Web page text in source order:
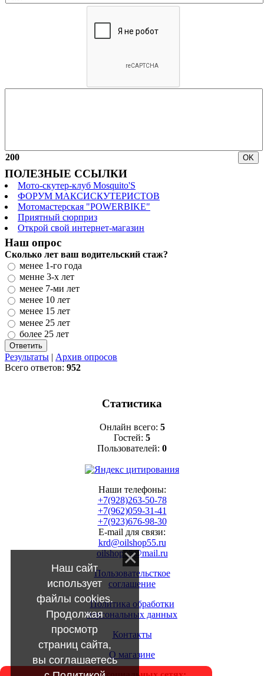
200
ПОЛЕЗНЫЕ ССЫЛКИ
Мото-скутер-клуб Mosquito'S
ФОРУМ МАКСИСКУТЕРИСТОВ
Мотомастерская "POWERBIKE"
Приятный сюрприз
Открой свой интернет-магазин
Наш опрос
Сколько лет ваш водительский стаж?
менее 1-го года
менне 3-х лет
менее 7-ми лет
менее 10 лет
менее 15 лет
менее 25 лет
более 25 лет
Результаты | Архив опросов
Всего ответов: 952
Статистика
Онлайн всего: 5
Гостей: 5
Пользователей: 0
Наши телефоны:
+7(928)263-50-78
+7(962)059-31-41
+7(923)676-98-30
E-mail для связи:
krd@oilshop55.ru
oilshop55@mail.ru
Пользовательсткое
соглашение
Политика обработки
персональных данных
Контакты
О магазине
Наш сайт
использует
файлы cookies.
Продолжая
просмотр
страниц сайта,
вы соглашаетесь